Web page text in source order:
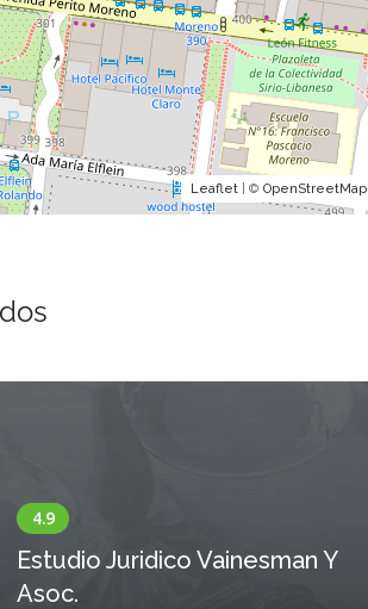
Leaflet | ©OpenStreetMap
Estudio Juridico Vainesman Y
Asoc.